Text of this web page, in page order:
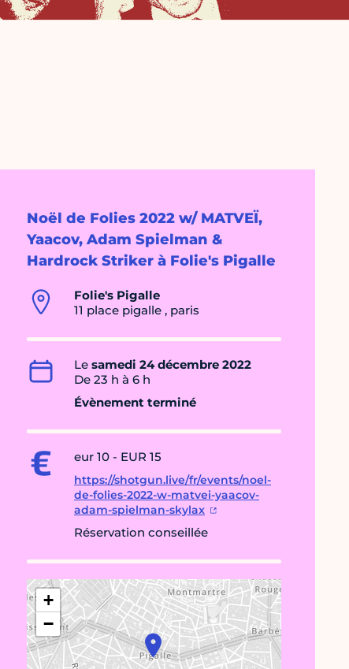
Noël de Folies 2022 w/ MATVEÏ,
Yaacov, Adam Spielman &
Hardrock Striker à Folie's Pigalle
Folie's Pigalle
11 place pigalle , paris
Le samedi 24 décembre 2022
De 23 h à 6 h
Évènement terminé
eur 10 - EUR 15
https://shotgun.live/fr/events/noel-
de-folies-2022-w-matvei-yaacov-
adam-spielman-skylax
Réservation conseillée
+
−